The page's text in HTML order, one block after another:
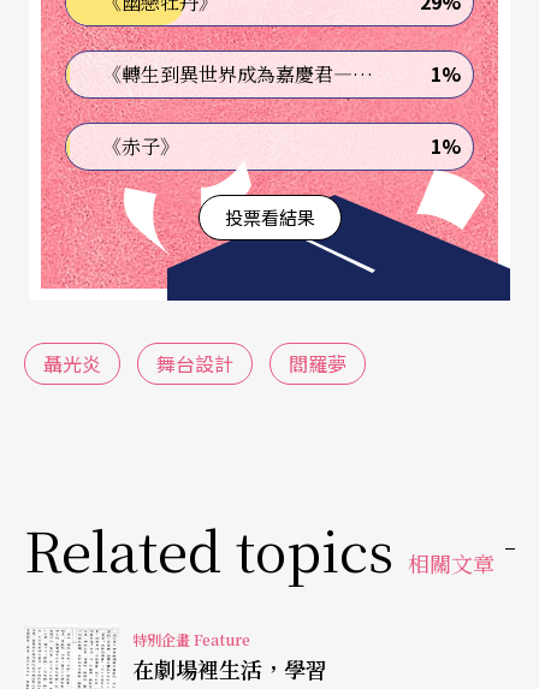
《轉生到異世界成為嘉慶君—發現我的祖先是詐騙集團!?》 1%
《赤子》 1%
投票看結果
聶光炎 舞台設計 閻羅夢
Related topics 相關文章
特別企畫 Feature
在劇場裡生活，學習